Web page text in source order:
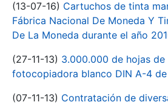
(13-07-16) Cartuchos de tinta
Fábrica Nacional De Moneda Y
De La Moneda durante el año
(27-11-13) 3.000.000 de hojas de
fotocopiadora blanco DIN A-4
(07-11-13) Contratación de